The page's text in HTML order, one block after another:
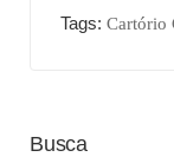
Tags: Cartório
Busca